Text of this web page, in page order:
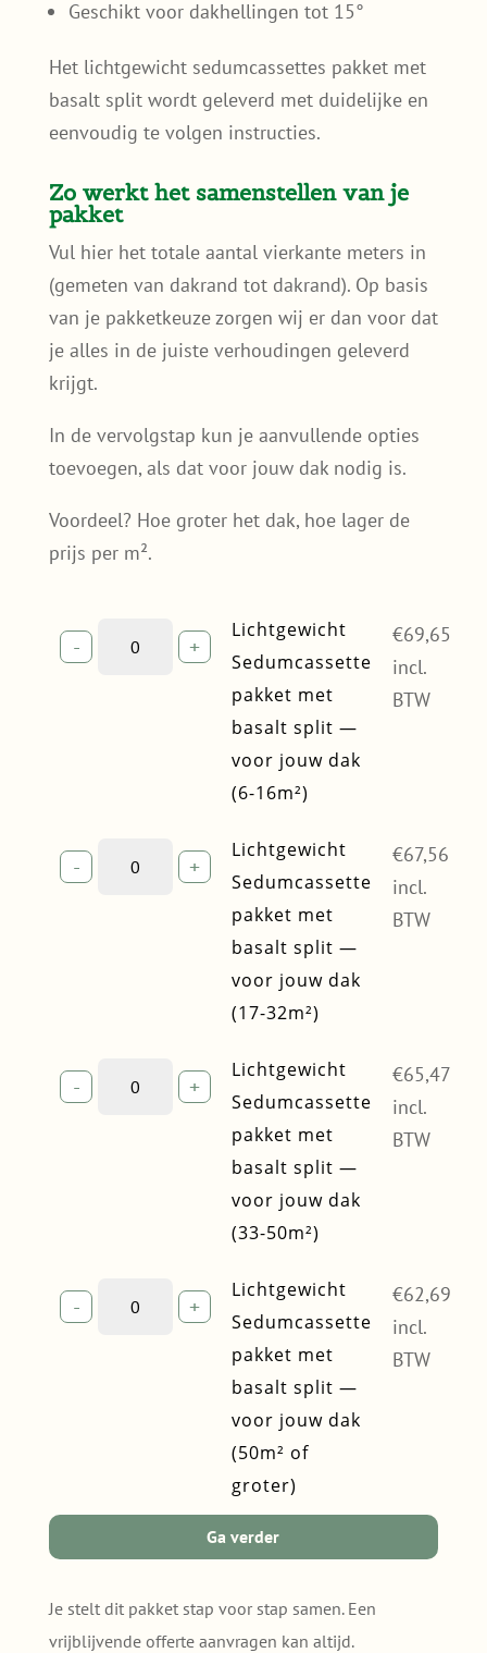
Geschikt voor dakhellingen tot 15°
Het lichtgewicht sedumcassettes pakket met
basalt split wordt geleverd met duidelijke en
eenvoudig te volgen instructies.
Zo werkt het samenstellen van je
pakket
Vul hier het totale aantal vierkante meters in
(gemeten van dakrand tot dakrand). Op basis
van je pakketkeuze zorgen wij er dan voor dat
je alles in de juiste verhoudingen geleverd
krijgt.
In de vervolgstap kun je aanvullende opties
toevoegen, als dat voor jouw dak nodig is.
Voordeel? Hoe groter het dak, hoe lager de
prijs per m².
-
Lichtgewicht
Sedumcassette
dak
+
Lichtgewicht
Sedumcassette
pakket met
basalt split —
voor jouw dak
(6-16m²)
€69,65
incl.
BTW
-
Lichtgewicht
Sedumcassette
dak
+
Lichtgewicht
Sedumcassette
pakket met
basalt split —
voor jouw dak
(17-32m²)
€67,56
incl.
BTW
-
Lichtgewicht
Sedumcassette
dak
+
Lichtgewicht
Sedumcassette
pakket met
basalt split —
voor jouw dak
(33-50m²)
€65,47
incl.
BTW
-
Lichtgewicht
Sedumcassette
groter)
quantity
+
Lichtgewicht
Sedumcassette
pakket met
basalt split —
voor jouw dak
(50m² of
groter)
€62,69
incl.
BTW
Ga verder
Je stelt dit pakket stap voor stap samen. Een
vrijblijvende offerte aanvragen kan altijd.